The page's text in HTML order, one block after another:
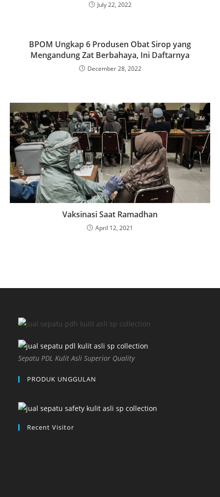
July 22, 2022
BPOM Ungkap 6 Produsen Obat Sirop yang
Mengandung Zat Berbahaya, Ini Daftarnya
December 28, 2022
Vaksinasi Saat Ramadhan
April 12, 2021
Sepatu PDL Kulit Asli Superior Quality
PRODUK UNGGULAN
Recent Visitor